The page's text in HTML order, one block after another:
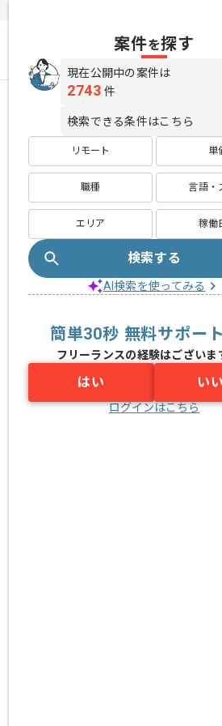
案件を探す
現在公開中の案件は
2743 件
検索できる条件はこちら
リモート 単
職種 言語・
エリア 稼働
検索する
AI検索を使ってみる
簡単30秒 無料サポー
フリーランスの経験はございま
はい い
ログインはこちら